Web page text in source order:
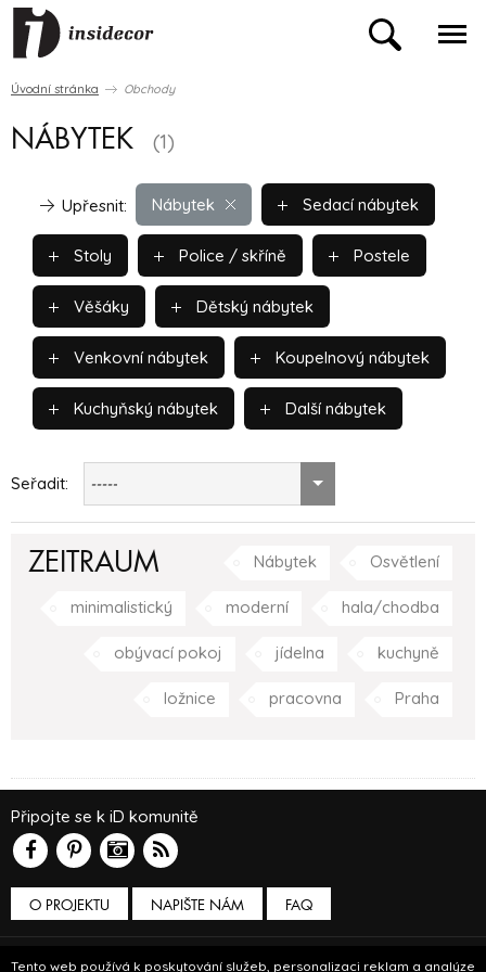
Tento web používá k poskytování služeb, personalizaci reklam a analýze
Úvodní stránka Obchody
NÁBYTEK (1)
Nábytek
Upřesnit: Sedací nábytek
Stoly Police / skříně Postele
Věšáky Dětský nábytek
Venkovní nábytek Koupelnový nábytek
Kuchyňský nábytek Další nábytek
Seřadit: -----
ZEITRAUM Nábytek Osvětlení
minimalistický moderní hala/chodba
obývací pokoj jídelna kuchyně
ložnice pracovna Praha
O PROJEKTU NAPIŠTE NÁM
Připojte se k iD komunitě
FAQ
Podmínky používání